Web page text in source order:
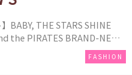
BABY, THE STARS SHINE
the PIRATES BRAND-NEW
FASHION